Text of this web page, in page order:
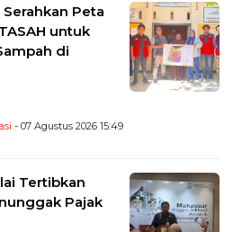
Peta
untuk
di
- 07 Agustus 2026 15:49
Tertibkan
Pajak